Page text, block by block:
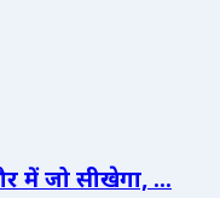
में जो सीखेगा, ...